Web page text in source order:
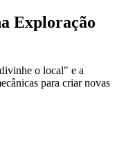
Exploração
o local" e a
para criar novas